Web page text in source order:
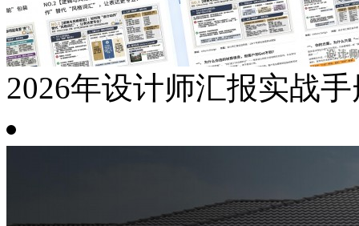
2026年设计师汇报实战